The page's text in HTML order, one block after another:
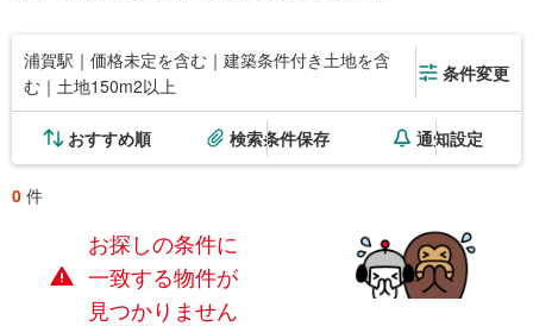
浦賀駅｜価格未定を含む｜建築条件付き土地を含
む｜土地150m2以上
条件変更
おすすめ順 検索条件保存 通知設定
0 件
お探しの条件に
一致する物件が
見つかりません